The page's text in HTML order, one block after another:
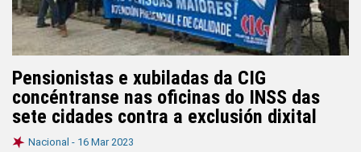
Pensionistas e xubiladas da CIG
concéntranse nas oficinas do INSS das
sete cidades contra a exclusión dixital
Nacional - 16 Mar 2023